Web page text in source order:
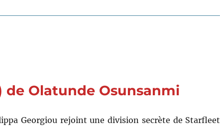
de Olatunde Osunsanmi
Georgiou rejoint une division secrète de Starfleet